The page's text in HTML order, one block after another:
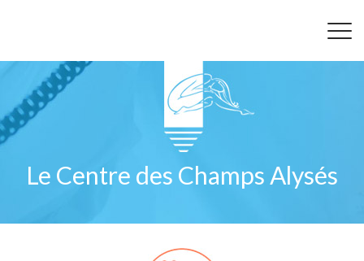
Le Centre des Champs Alysés